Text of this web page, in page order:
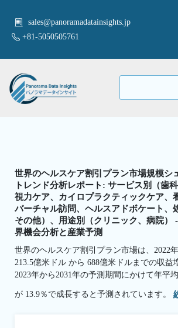
sales@panoramadatainsights.jp
+81-5050505761
世界のヘルスケア割引プラン市場規模シ
トレンド分析レポート: サービス別（歯
視力ケア、カイロプラクティックケア、
バーチャル訪問、ヘルスアドボケート、
その他）、用途別（クリニック、病院）
界機会分析と産業予測
世界のヘルスケア割引プラン市場は、2022
213.5億米ドル から 688億米ドルまでの収益
2023年から2031年の予測期間にかけて年平
が 13.9％で成長すると予測されています。